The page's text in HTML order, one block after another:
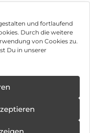
und fortlaufend
Durch die weitere
von Cookies zu.
Du in unserer
sein?